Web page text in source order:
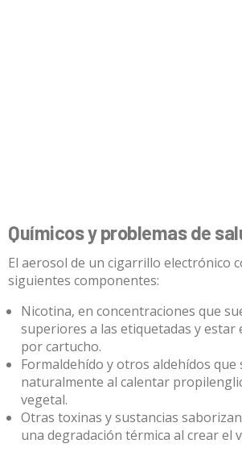
Químicos y problemas de
El aerosol de un cigarrillo electrónico
siguientes componentes:
Nicotina, en concentraciones que
superiores a las etiquetadas y estar
por cartucho.
Formaldehído y otros aldehídos que
naturalmente al calentar
vegetal.
Otras toxinas y sustancias
una degradación térmica al crear el